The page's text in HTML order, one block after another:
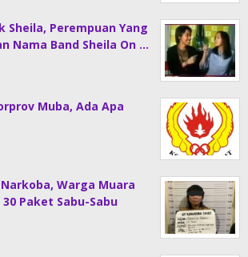
Sheila, Perempuan Yang
Nama Band Sheila On …
Muba, Ada Apa
Warga Muara
Paket Sabu-Sabu